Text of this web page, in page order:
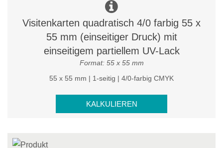
Visitenkarten quadratisch 4/0 farbig 55 x
55 mm (einseitiger Druck) mit
einseitigem partiellem UV-Lack
Format: 55 x 55 mm
55 x 55 mm | 1-seitig | 4/0-farbig CMYK
KALKULIEREN